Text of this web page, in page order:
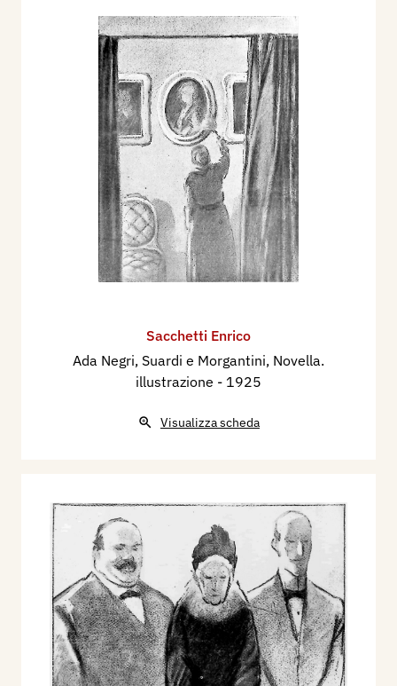
Sacchetti Enrico
Ada Negri, Suardi e Morgantini, Novella.
illustrazione - 1925
Visualizza scheda